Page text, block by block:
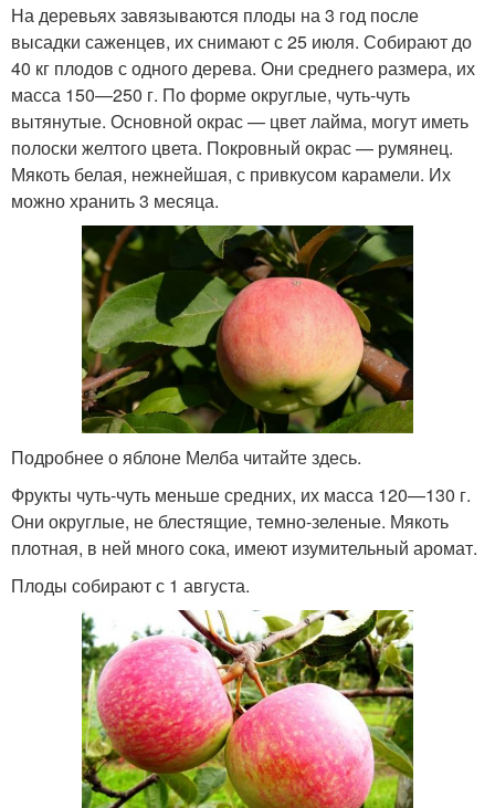
На деревьях завязываются плоды на 3 год после
высадки саженцев, их снимают с 25 июля. Собирают до
40 кг плодов с одного дерева. Они среднего размера, их
масса 150—250 г. По форме округлые, чуть-чуть
вытянутые. Основной окрас — цвет лайма, могут иметь
полоски желтого цвета. Покровный окрас — румянец.
Мякоть белая, нежнейшая, с привкусом карамели. Их
можно хранить 3 месяца.
Подробнее о яблоне Мелба читайте здесь.
Фрукты чуть-чуть меньше средних, их масса 120—130 г.
Они округлые, не блестящие, темно-зеленые. Мякоть
плотная, в ней много сока, имеют изумительный аромат.
Плоды собирают с 1 августа.